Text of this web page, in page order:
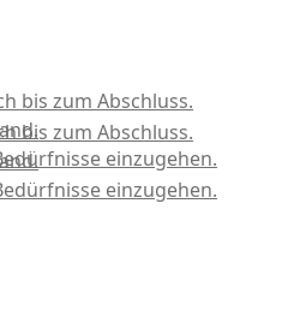
bis zum Abschluss.
einzugehen.
bis zum Abschluss.
einzugehen.